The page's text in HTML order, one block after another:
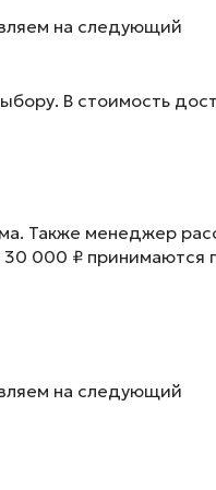
на следующий
В стоимость
Также менеджер
30 000 ₽ принимаются
на следующий